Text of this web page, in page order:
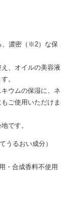
、濃密（※2）な保
、オイルの美容液
。
ウムの保湿に、ネ
ご使用いただけま
です。
うるおい成分）
・合成香料不使用